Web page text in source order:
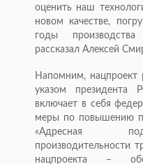
оценить наш
новом качестве,
годы
рассказал Алексей
Напомним, нацпроект
указом
включает в себя
меры по повышению
«Адресная
производительности
нацпроекта –